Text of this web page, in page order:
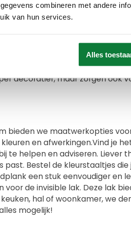
combineren met andere
van hun services.
Alles
met onze massief eiken
functionaliteit en warmte.
wat wils!Ben jij fan van
ding. De plank wordt met een
uitstraling en laat
met leren riemen. Het leer
decoratief, maar zorgen ook
bieden we maatwerkopties
en afwerkingen.Vind je
helpen en adviseren. Liever
Bestel de kleurstaaltjes
een stuk eenvoudiger en
de invisible lak. Deze lak
hal of woonkamer, we
mogelijk!